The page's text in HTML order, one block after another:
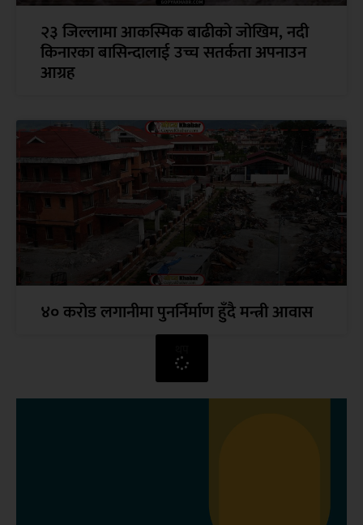
२३ जिल्लामा आकस्मिक बाढीको जोखिम, नदी
किनारका बासिन्दालाई उच्च सतर्कता अपनाउन
आग्रह
४० करोड लगानीमा पुनर्निर्माण हुँदै मन्त्री आवास